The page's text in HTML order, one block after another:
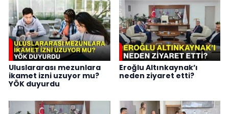
Uluslararası mezunlara
ikamet izni uzuyor mu?
YÖK duyurdu
Eroğlu Altınkaynak’ı
neden ziyaret etti?